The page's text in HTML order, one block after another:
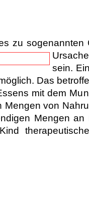
zusogenannten
sein.
Das betrof
mit dem
Mengen von
Mengen
d